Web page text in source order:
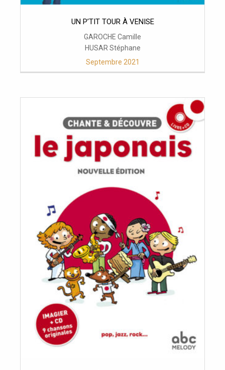
UN P’TIT TOUR À VENISE
GAROCHE Camille
HUSAR Stéphane
Septembre 2021